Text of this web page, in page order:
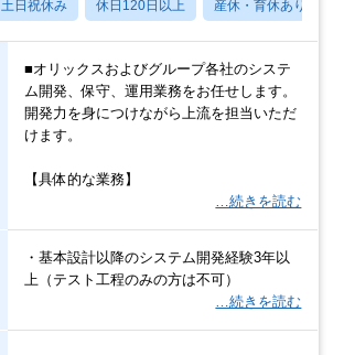
土日祝休み 休日120日以上 産休・育休あり
■オリックスおよびグループ各社のシステ
ム開発、保守、運用業務をお任せします。
開発力を身につけながら上流を担当いただ
けます。
【具体的な業務】
…続きを読む
・基本設計以降のシステム開発経験3年以
上（テスト工程のみの方は不可）
…続きを読む